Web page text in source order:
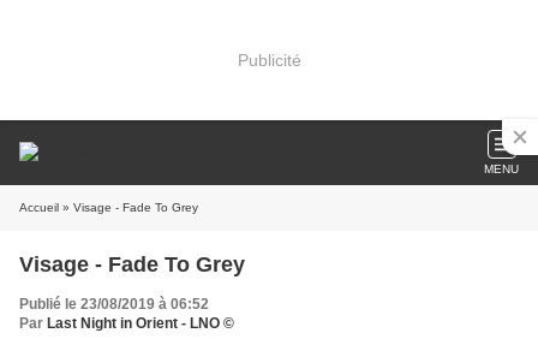
Publicité
MENU
Accueil » Visage - Fade To Grey
Visage - Fade To Grey
Publié le 23/08/2019 à 06:52
Par Last Night in Orient - LNO ©